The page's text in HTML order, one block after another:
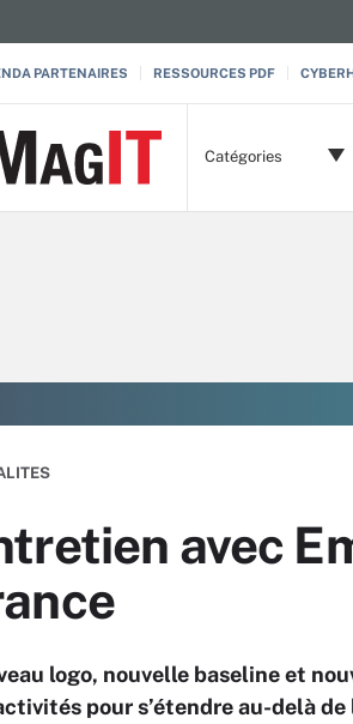
PARTENAIRES RESSOURCES PDF
Catégories
avec
logo, nouvelle baseline et
pour s’étendre au-delà